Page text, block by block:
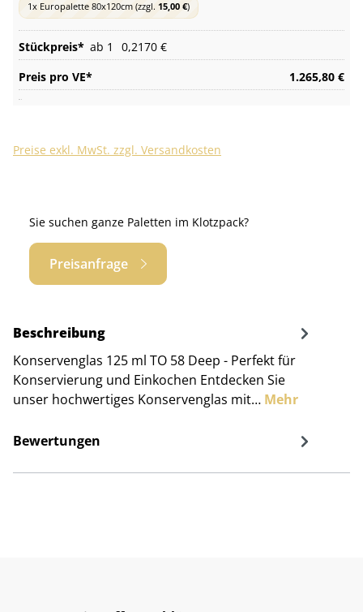
1x Europalette 80x120cm(zzgl. 15,00 €)
ab 1
0,2170 €
1.265,80 €
Preise exkl. MwSt. zzgl. Versandkosten
Sie suchen ganze Paletten im Klotzpack?
Preisanfrage
Beschreibung
Konservenglas 125 ml TO 58 Deep - Perfekt für
Konservierung und Einkochen Entdecken Sie
unser hochwertiges Konservenglas mit… Mehr
Bewertungen